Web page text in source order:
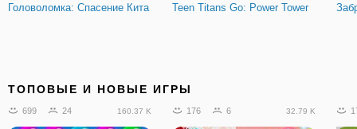
Головоломка: Спасение Кита Teen Titans Go: Power Tower
ТОПОВЫЕ И НОВЫЕ ИГРЫ
699 24 160.37 K 176 6 32.79 K